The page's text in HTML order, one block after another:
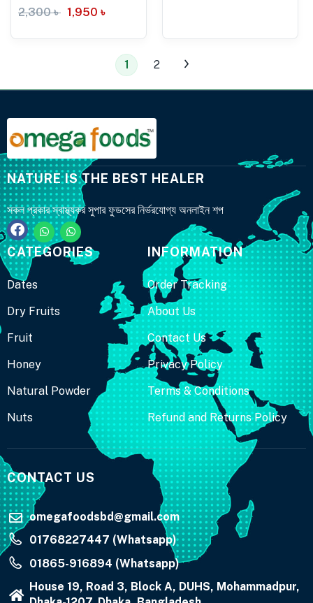
2,300৳ 1,950 ৳
1 2
NATURE IS THE BEST HEALER
সকল প্রকার স্বাস্থ্যকর সুপার ফুডসের নির্ভরযোগ্য অনলাইন শপ
CATEGORIES
Dates
Dry Fruits
Fruit
Honey
Natural Powder
Nuts
INFORMATION
Order Tracking
About Us
Contact Us
Privacy Policy
Terms & Conditions
Refund and Returns Policy
CONTACT US
omegafoodsbd@gmail.com
01768227447 (Whatsapp)
01865-916894 (Whatsapp)
House 19, Road 3, Block A, DUHS, Mohammadpur,